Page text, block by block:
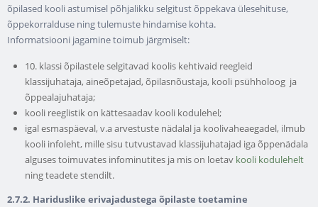
õpilased kooli astumisel põhjalikku selgitust õppekava ülesehituse,
õppekorralduse ning tulemuste hindamise kohta.
Informatsiooni jagamine toimub järgmiselt:
10. klassi õpilastele selgitavad koolis kehtivaid reegleid
klassijuhataja, aineõpetajad, õpilasnõustaja, kooli psühholoog ja
õppealajuhataja;
kooli reeglistik on kättesaadav kooli kodulehel;
igal esmaspäeval, v.a arvestuste nädalal ja koolivaheaegadel, ilmub
kooli infoleht, mille sisu tutvustavad klassijuhatajad iga õppenädala
alguses toimuvates infominutites ja mis on loetav kooli kodulehelt
ning teadete stendilt.
2.7.2. Hariduslike erivajadustega õpilaste toetamine